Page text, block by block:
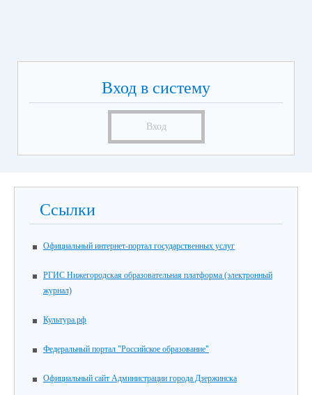
Вход в систему
Вход
Ссылки
Официальный интернет-портал государственных услуг
РГИС Нижегородская образовательная платформа (электронный
журнал)
Культура.рф
Федеральный портал "Российское образование"
Официальный сайт Администрации города Дзержинска